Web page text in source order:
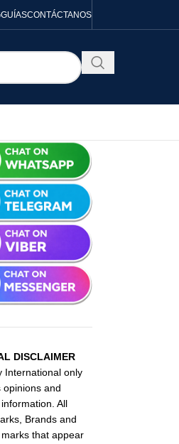
GUÍASCONTÁCTANOS
DISCLAIMER
International only
opinions and
All
Brands and
that appear